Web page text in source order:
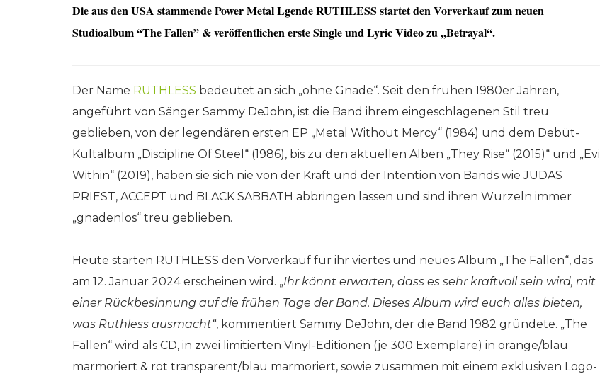
Die aus den USA stammende Power Metal Lgende RUTHLESS startet den Vorverkaufzum neuen
Studioalbum “The Fallen” & veröffentlichen erste Single und Lyric Video zu „Betrayal“.
Der Name RUTHLESS bedeutet an sich „ohne Gnade“. Seit den frühen 1980er Jahren,
angeführt von Sänger Sammy DeJohn, ist die Band ihrem eingeschlagenen Stil treu
geblieben, von der legendären ersten EP „Metal Without Mercy“ (1984) und dem Debüt-
Kultalbum „Discipline Of Steel“ (1986), bis zu den aktuellen Alben „They Rise“ (2015)“ und „Evil
Within“ (2019), haben sie sich nie von der Kraft und der Intention von Bands wie JUDAS
PRIEST, ACCEPT und BLACK SABBATH abbringen lassen und sind ihren Wurzeln immer
„gnadenlos“ treu geblieben.
Heute starten RUTHLESS den Vorverkauf für ihr viertes und neues Album „The Fallen“, das
am 12. Januar 2024 erscheinen wird. „Ihr könnt erwarten, dass es sehr kraftvoll sein wird, mit
einer Rückbesinnung auf die frühen Tage der Band. Dieses Album wird euch alles bieten,
was Ruthless ausmacht“, kommentiert Sammy DeJohn, der die Band 1982 gründete. „The
Fallen“ wird als CD, in zwei limitierten Vinyl-Editionen (je 300 Exemplare) in orange/blau
marmoriert & rot transparent/blau marmoriert, sowie zusammen mit einem exklusiven Logo-